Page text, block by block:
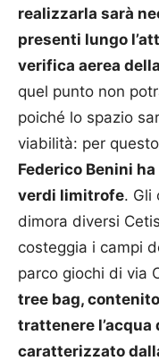
realizzarla sarà
presenti lungo
verifica aerea
quel punto non
poiché lo spazio
viabilità: per
Federico Benini
verdi limitrofe. Gli
dimora diversi
costeggia i campi
parco giochi di via
tree bag,
trattenere
caratterizzato